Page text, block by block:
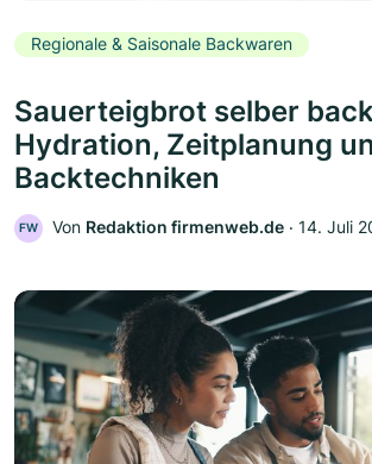
Regionale & Saisonale Backwaren
Sauerteigbrot selber
Hydration, Zeitplanung
Backtechniken
FW Von Redaktion firmenweb.de ‧ 14. Juli